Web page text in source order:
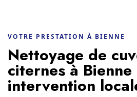
VOTRE PRESTATION À BIENNE
Nettoyage de
citernes à Bienne
intervention